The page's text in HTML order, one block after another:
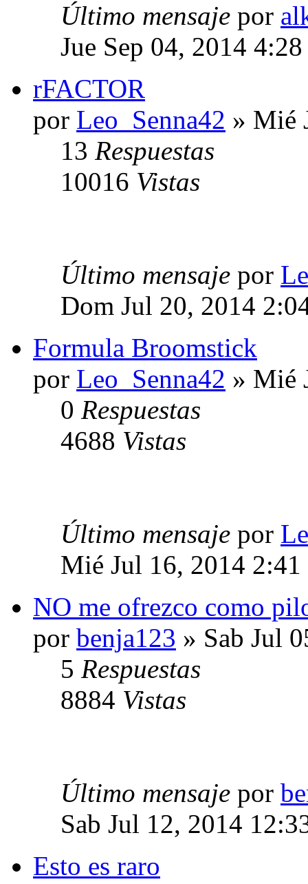
Último mensaje por
Jue Sep 04, 2014
rFACTOR
por Leo_Senna42 » Mié
13 Respuestas
10016 Vistas
Último mensaje por
Dom Jul 20, 2014
Formula Broomstick
por Leo_Senna42 » Mié
0 Respuestas
4688 Vistas
Último mensaje por
Mié Jul 16, 2014 2:41
NO me ofrezco como
por benja123 » Sab Jul
5 Respuestas
8884 Vistas
Último mensaje por
Sab Jul 12, 2014
Esto es raro